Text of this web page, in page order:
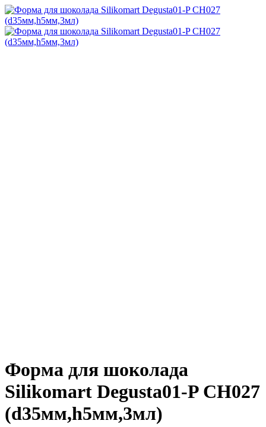
Форма для шоколада
Silikomart Degusta01-P CH027
(d35мм,h5мм,3мл)